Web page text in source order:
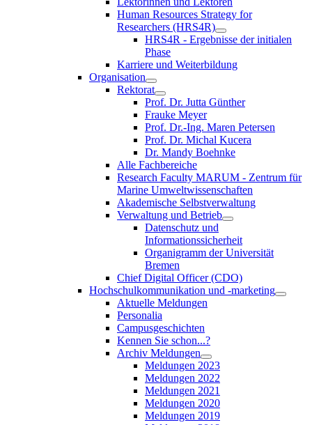
Human Resources Strategy for
Researchers (HRS4R)
HRS4R - Ergebnisse der initialen
Phase
Karriere und Weiterbildung
Organisation
Rektorat
Prof. Dr. Jutta Günther
Frauke Meyer
Prof. Dr.-Ing. Maren Petersen
Prof. Dr. Michal Kucera
Dr. Mandy Boehnke
Alle Fachbereiche
Research Faculty MARUM - Zentrum für
Marine Umweltwissenschaften
Akademische Selbstverwaltung
Verwaltung und Betrieb
Datenschutz und
Informationssicherheit
Organigramm der Universität
Bremen
Chief Digital Officer (CDO)
Hochschulkommunikation und -marketing
Aktuelle Meldungen
Personalia
Campusgeschichten
Kennen Sie schon...?
Archiv Meldungen
Meldungen 2023
Meldungen 2022
Meldungen 2021
Meldungen 2020
Meldungen 2019